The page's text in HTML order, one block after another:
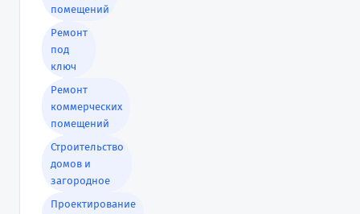
помещений
Ремонт
под
ключ
Ремонт
коммерческих
помещений
Строительство
домов и
загородное
Проектирование